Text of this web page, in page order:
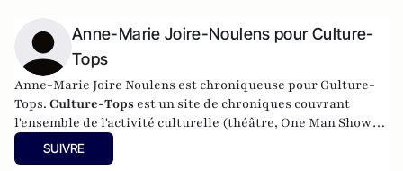
Anne-Marie Joire-Noulens pour Culture-
Tops
Anne-Marie Joire Noulens est chroniqueuse pour Culture-
Tops. Culture-Tops est un site de chroniques couvrant
l'ensemble de l'activité culturelle (théâtre, One Man Shows,
opéras, ballets, spectacles divers, cinéma, expos, livres,
etc.). Culture-Tops a été créé en novembre 2013 par Jacques
SUIVRE